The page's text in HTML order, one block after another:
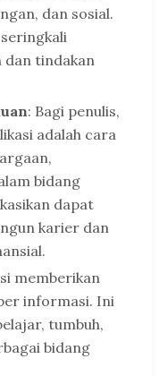
dan sosial.
dan tindakan
: Bagi penulis,
adalah cara
bidang
dapat
karier dan
memberikan
informasi. Ini
tumbuh,
bidang